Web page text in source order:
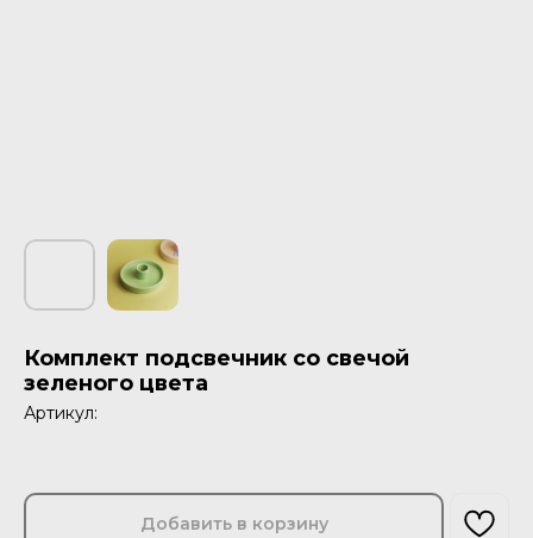
Комплект подсвечник со свечой
зеленого цвета
Артикул:
Добавить в корзину